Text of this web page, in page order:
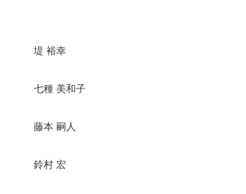
堤 裕幸
七種 美和子
藤本 嗣人
鈴村 宏